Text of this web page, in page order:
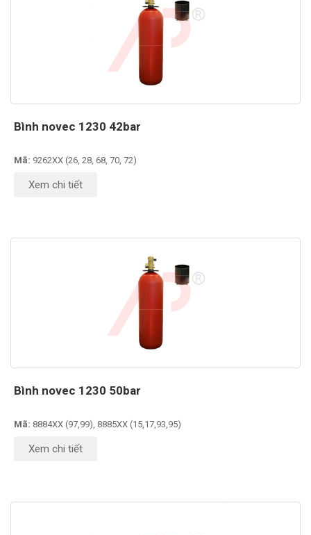
Bình novec 1230 42bar
Mã: 9262XX (26, 28, 68, 70, 72)
Xem chi tiết
Bình novec 1230 50bar
Mã: 8884XX (97,99), 8885XX (15,17,93,95)
Xem chi tiết